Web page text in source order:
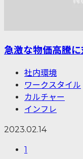
急激な物価高騰
社内環境
ワークスタイル
カルチャー
インフレ
2023.02.14
1